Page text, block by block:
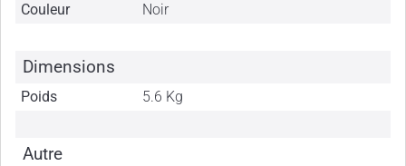
Couleur
Noir
Dimensions
Poids 5.6 Kg
Autre